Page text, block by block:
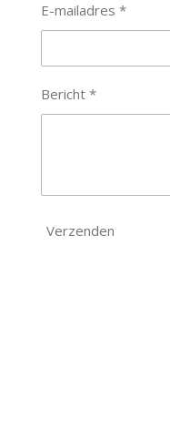
E-mailadres *
Bericht *
Verzenden